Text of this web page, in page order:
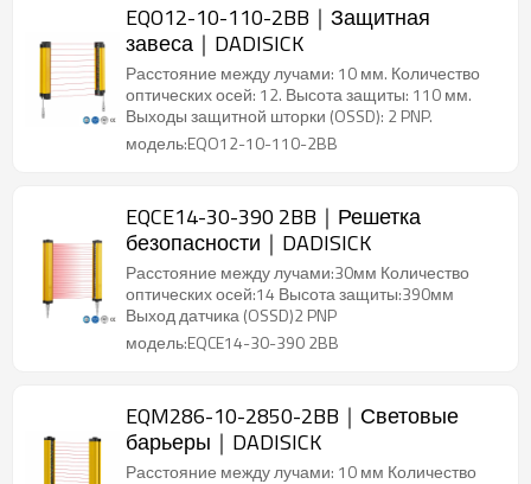
EQO12-10-110-2BB｜Защитная
завеса｜DADISICK
Расстояние между лучами: 10 мм. Количество
оптических осей: 12. Высота защиты: 110 мм.
Выходы защитной шторки (OSSD): 2 PNP.
модель:EQO12-10-110-2BB
EQCE14-30-390 2BB｜Решетка
безопасности｜DADISICK
Расстояние между лучами:30мм Количество
оптических осей:14 Высота защиты:390мм
Выход датчика (OSSD)2 PNP
модель:EQCE14-30-390 2BB
EQM286-10-2850-2BB｜Световые
барьеры｜DADISICK
Расстояние между лучами: 10 мм Количество